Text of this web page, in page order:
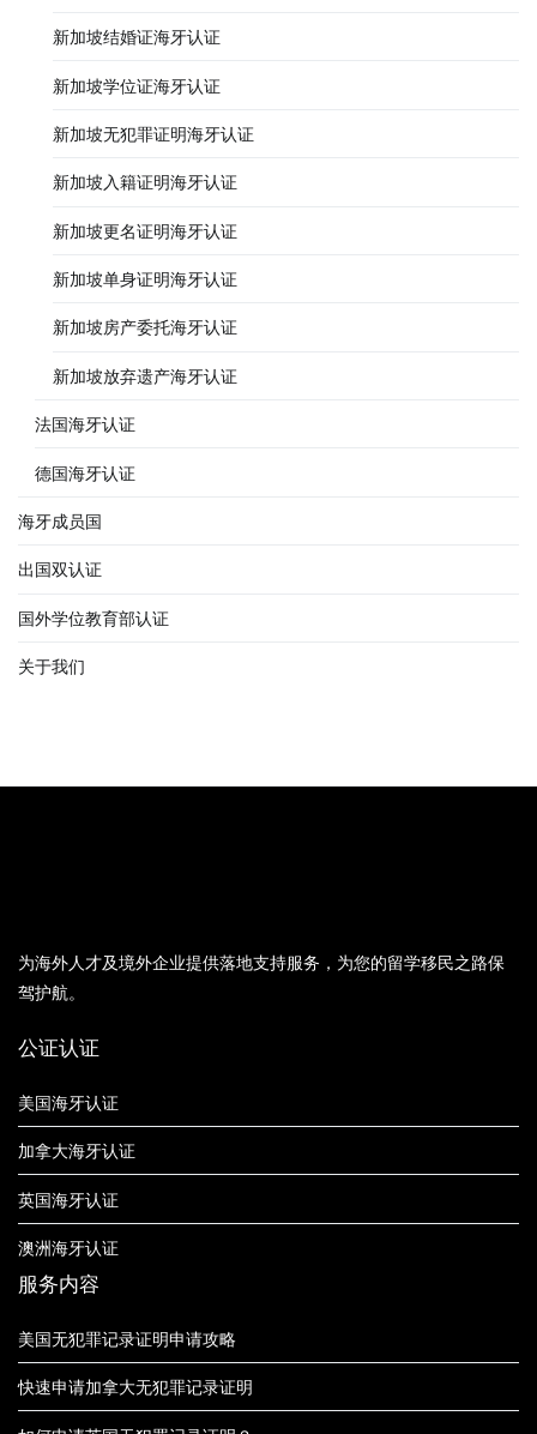
新加坡结婚证海牙认证
新加坡学位证海牙认证
新加坡无犯罪证明海牙认证
新加坡入籍证明海牙认证
新加坡更名证明海牙认证
新加坡单身证明海牙认证
新加坡房产委托海牙认证
新加坡放弃遗产海牙认证
法国海牙认证
德国海牙认证
海牙成员国
出国双认证
国外学位教育部认证
关于我们
为海外人才及境外企业提供落地支持服务，为您的留学移民之路保
驾护航。
公证认证
美国海牙认证
加拿大海牙认证
英国海牙认证
澳洲海牙认证
服务内容
美国无犯罪记录证明申请攻略
快速申请加拿大无犯罪记录证明